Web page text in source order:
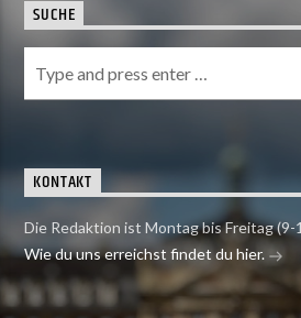
SUCHE
KONTAKT
Die Redaktion ist Montag bis Freitag
Wie du uns erreichst findet du hier.